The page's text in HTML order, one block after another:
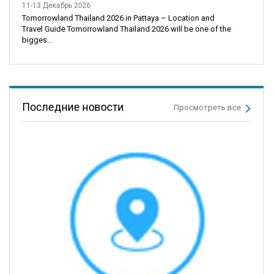
11-13 Декабрь 2026
Tomorrowland Thailand 2026 in Pattaya – Location and
Travel Guide Tomorrowland Thailand 2026 will be one of the
bigges...
Последние новости Просмотреть все